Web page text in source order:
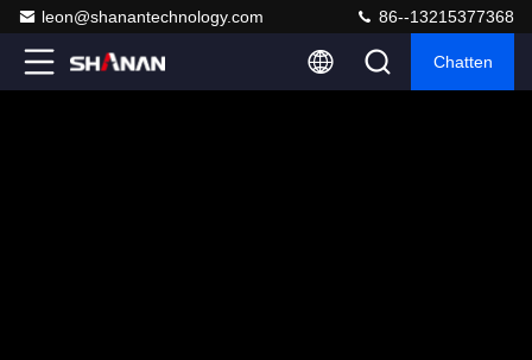
leon@shanantechnology.com 86--13215377368
Chatten